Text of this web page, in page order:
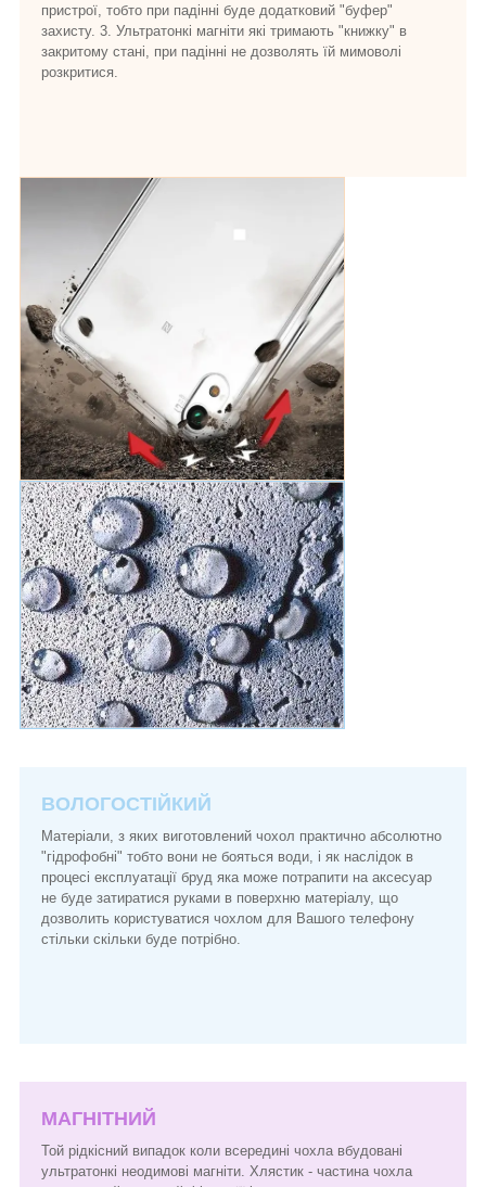
пристрої, тобто при падінні буде додатковий "буфер"
захисту. 3. Ультратонкі магніти які тримають "книжку" в
закритому стані, при падінні не дозволять їй мимоволі
розкритися.
ВОЛОГОСТІЙКИЙ
Матеріали, з яких виготовлений чохол практично абсолютно
"гідрофобні" тобто вони не бояться води, і як наслідок в
процесі експлуатації бруд яка може потрапити на аксесуар
не буде затиратися руками в поверхню матеріалу, що
дозволить користуватися чохлом для Вашого телефону
стільки скільки буде потрібно.
МАГНІТНИЙ
Той рідкісний випадок коли всередині чохла вбудовані
ультратонкі неодимові магніти. Хлястик - частина чохла